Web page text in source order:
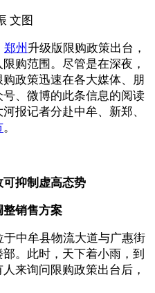
文图
郑州 升级版限购政策出台，
购范围。尽管是在深夜，
政策迅速在各大媒体、朋
、微博的此条信息的阅读
报记者分赴中牟、新郑、
。
抑制虚高态势
整销售方案
中牟县物流大道与广惠街
部。此时，天下着小雨，到
来询问限购政策出台后，